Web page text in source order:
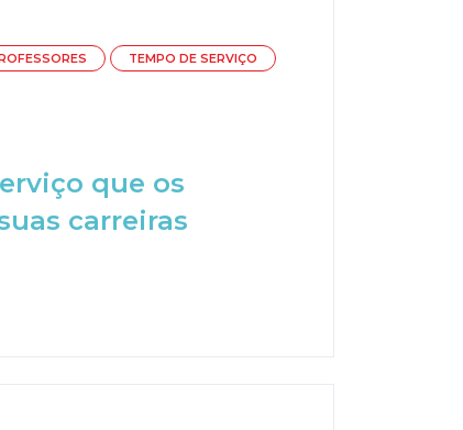
TEMPO DE SERVIÇO
que os
carreiras